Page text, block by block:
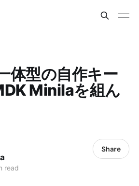
体型の自作キー
Minilaを組ん
read
Share